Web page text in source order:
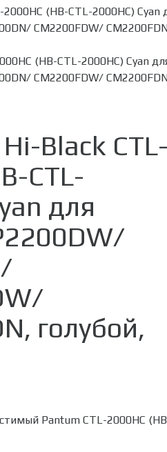
(HB-CTL-2000HC) Cyan
CM2200FDW/
Black
CTL-
для
голубой,
Pantum CTL-2000HC